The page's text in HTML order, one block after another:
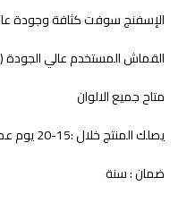
الإسفنج سوفت كثافة وجودة
القماش المستخدم عالي
متاح جميع الالوان
يصلك المنتج خلال :15-20 يوم عمل
ضمان : سنة